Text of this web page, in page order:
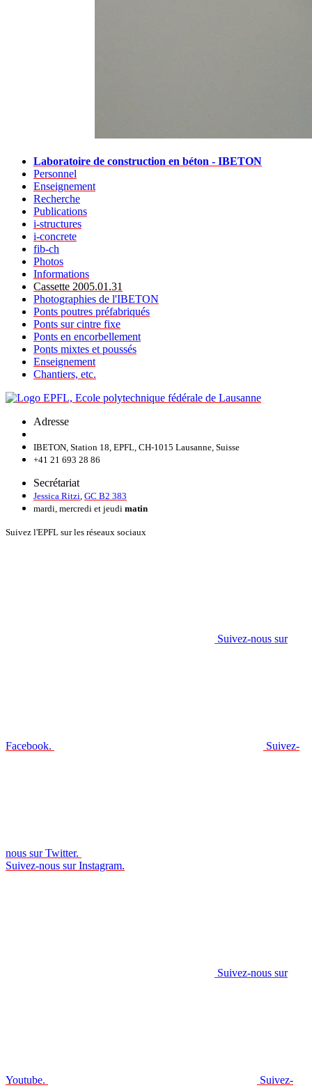
Laboratoire de construction en béton - IBETON
Personnel
Enseignement
Recherche
Publications
i-structures
i-concrete
fib-ch
Photos
Informations
Cassette 2005.01.31
Photographies de l'IBETON
Ponts poutres préfabriqués
Ponts sur cintre fixe
Ponts en encorbellement
Ponts mixtes et poussés
Enseignement
Chantiers, etc.
Adresse
IBETON, Station 18, EPFL, CH-1015 Lausanne, Suisse
+41 21 693 28 86
Secrétariat
Jessica Ritzi GC B2 383
mardi, mercredi et jeudi matin
Suivez l'EPFL sur les réseaux sociaux
Suivez-nous sur
Facebook. Suivez-
nous sur Twitter.
Suivez-nous sur Instagram.
Suivez-nous sur
Youtube. Suivez-